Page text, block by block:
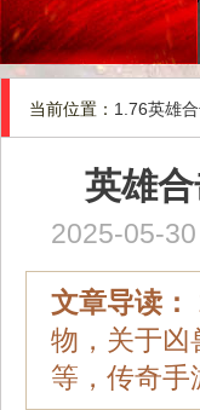
当前位置： 1.76英雄
英雄
2025-05-
文章导读：
物，关于凶
等，传奇手